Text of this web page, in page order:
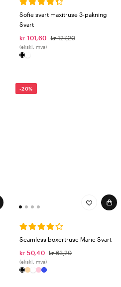
Sofie svart maxitruse 3-pakning
Svart
kr 101,60
kr 127,20
(ekskl. mva)
-20%
Seamless boxertruse Marie Svart
kr 50,40 kr 63,20
(ekskl. mva)